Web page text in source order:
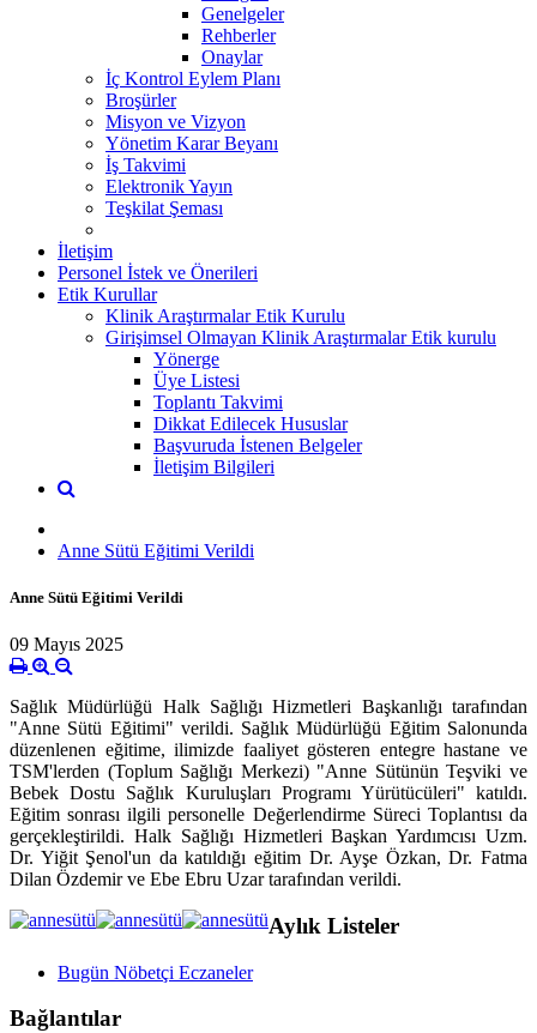
Genelgeler
Rehberler
Onaylar
İç Kontrol Eylem Planı
Broşürler
Misyon ve Vizyon
Yönetim Karar Beyanı
İş Takvimi
Elektronik Yayın
Teşkilat Şeması
İletişim
Personel İstek ve Önerileri
Etik Kurullar
Klinik Araştırmalar Etik Kurulu
Girişimsel Olmayan Klinik Araştırmalar Etik kurulu
Yönerge
Üye Listesi
Toplantı Takvimi
Dikkat Edilecek Hususlar
Başvuruda İstenen Belgeler
İletişim Bilgileri
Anne Sütü Eğitimi Verildi
Anne Sütü Eğitimi Verildi
09 Mayıs 2025
Sağlık Müdürlüğü Halk Sağlığı Hizmetleri Başkanlığı tarafından
"Anne Sütü Eğitimi" verildi. Sağlık Müdürlüğü Eğitim Salonunda
düzenlenen eğitime, ilimizde faaliyet gösteren entegre hastane ve
TSM'lerden (Toplum Sağlığı Merkezi) "Anne Sütünün Teşviki ve
Bebek Dostu Sağlık Kuruluşları Programı Yürütücüleri" katıldı.
Eğitim sonrası ilgili personelle Değerlendirme Süreci Toplantısı da
gerçekleştirildi. Halk Sağlığı Hizmetleri Başkan Yardımcısı Uzm.
Dr. Yiğit Şenol'un da katıldığı eğitim Dr. Ayşe Özkan, Dr. Fatma
Dilan Özdemir ve Ebe Ebru Uzar tarafından verildi.
Aylık Listeler
Bugün Nöbetçi Eczaneler
Bağlantılar